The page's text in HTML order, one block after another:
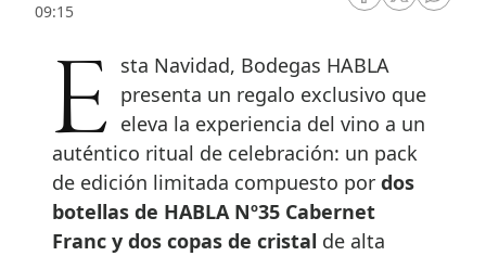
09:15
RRSS Facebook
RRSSRRSS
Esta Navidad, Bodegas HABLA presenta un regalo exclusivo que
eleva la experiencia del vino a un
auténtico ritual de celebración: un pack
de edición limitada compuesto por dos
botellas de HABLA Nº35 Cabernet
Franc y dos copas de cristal de alta